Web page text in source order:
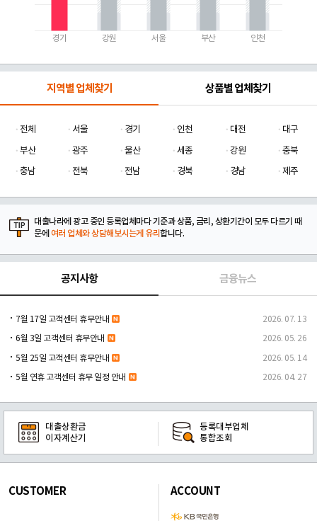
경기 강원 서울 부산 인천
지역별 업체찾기 상품별 업체찾기
전체 서울 경기 인천 대전
대구
부산
광주 울산 세종 강원
충북
충남
전북 전남 경북 경남 제주
대출나라에 광고 중인 등록업체마다 기준과 상품, 금리, 상환기간이 모두 다르기 때
문에 여러 업체와 상담해보시는게 유리합니다.
공지사항 금융뉴스
7월 17일 고객센터 휴무안내 2026. 07. 13
6월 3일 고객센터 휴무안내 2026. 05. 26
5월 25일 고객센터 휴무안내 2026. 05. 14
5월 연휴 고객센터 휴무 일정 안내 2026. 04. 27
대출상환금
이자계산기
등록대부업체
통합조회
CUSTOMER ACCOUNT